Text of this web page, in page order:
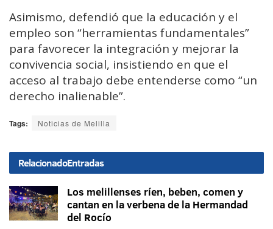
Asimismo, defendió que la educación y el
empleo son “herramientas fundamentales”
para favorecer la integración y mejorar la
convivencia social, insistiendo en que el
acceso al trabajo debe entenderse como “un
derecho inalienable”.
Tags: Noticias de Melilla
RelacionadoEntradas
Los melillenses ríen, beben, comen y
cantan en la verbena de la Hermandad
del Rocío